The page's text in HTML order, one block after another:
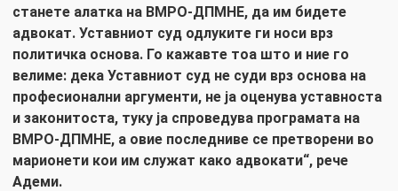
станете алатка на ВМРО-ДПМНЕ, да им бидете
адвокат. Уставниот суд одлуките ги носи врз
политичка основа. Го кажавте тоа што и ние го
велиме: дека Уставниот суд не суди врз основа на
професионални аргументи, не ја оценува уставноста
и законитоста, туку ја спроведува програмата на
ВМРО-ДПМНЕ, а овие последниве се претворени во
марионети кои им служат како адвокати“, рече
Адеми.